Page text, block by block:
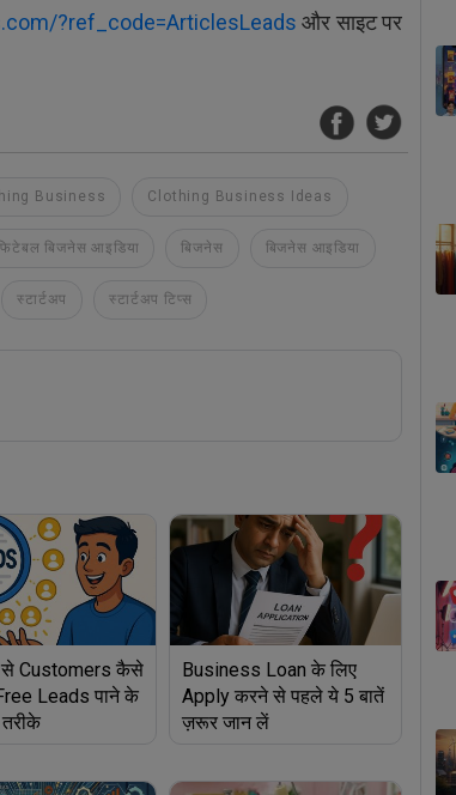
?ref_code=ArticlesLeads और साइट पर
Business Clothing Business Ideas
बिजनेस आइडिया बिजनेस बिजनेस आइडिया
स्टार्टअप स्टार्टअप टिप्स
से Customers कैसे
Leads पाने के
Business Loan के लिए
Apply करने से पहले ये 5 बातें
ज़रूर जान लें